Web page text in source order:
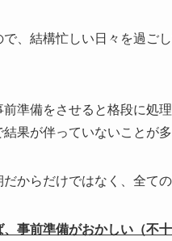
、結構忙しい日々を過ごし
準備をさせると格段に処
果が伴っていないことが多
からだけではなく、全ての
事前準備がおかしい（不